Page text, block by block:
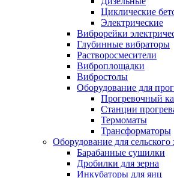
Циклические
Электрические
Виброрейки
Глубинные вибраторы
Растворосмесители
Виброплощадки
Вибростолы
Оборудование для
Прогревочный
Станции
Термоматы
Трансформаторы
Оборудование для сельского
Барабанные сушилки
Дробилки для зерна
Инкубаторы для яиц